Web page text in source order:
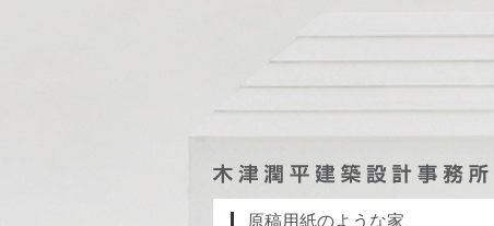
原稿用紙のような家